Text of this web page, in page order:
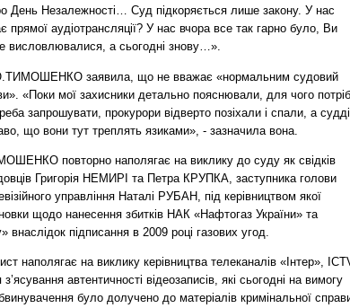
День Незалежності… Суд підкоряється лише закону. У нас
прямої аудіотрансляції? У нас вчора все так гарно було, Ви
висловлювалися, а сьогодні знову…».
заявила, що не вважає «нормальним судовий
«Поки мої захисники детально пояснювали, для чого
запрошувати, прокурори відверто позіхали і спали, а судді
що вони тут треплять язиками», - зазначила вона.
повторно наполягає на виклику до суду як свідків
Григорія НЕМИРІ та Петра КРУПКА, заступника голови
управління Наталі РУБАН, під керівництвом якої
щодо нанесення збитків НАК «Нафтогаз України» та
внаслідок підписання в 2009 році газових угод.
наполягає на виклику керівництва телеканалів «Інтер»,
автентичності відеозаписів, які сьогодні на вимогу
було долучено до матеріалів кримінальної